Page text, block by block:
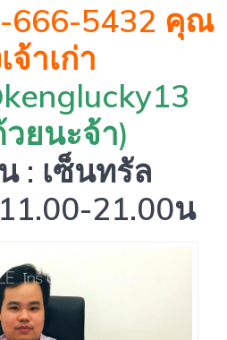
666-5432 คุณ
จ้าเก่า
ยนะจ้า)
: เซ็นทรัล
21.00น